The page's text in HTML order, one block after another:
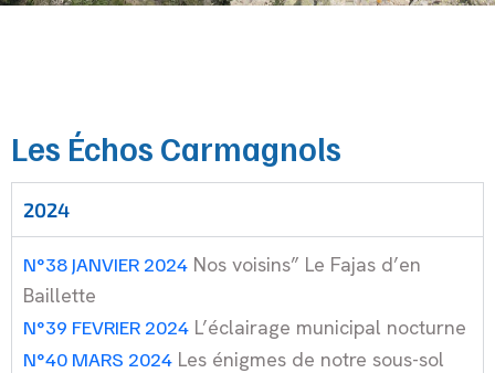
Les Échos Carmagnols
2024
N°38 JANVIER 2024 Nos voisins” Le Fajas d’en
Baillette
N°39 FEVRIER 2024 L’éclairage municipal nocturne
N°40 MARS 2024 Les énigmes de notre sous-sol